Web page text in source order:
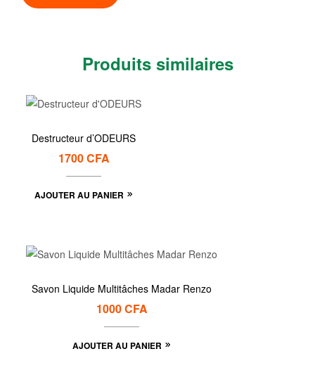
Produits similaires
Destructeur d’ODEURS
1700CFA
AJOUTER AU PANIER
Savon Liquide Multitâches Madar Renzo
1000CFA
AJOUTER AU PANIER